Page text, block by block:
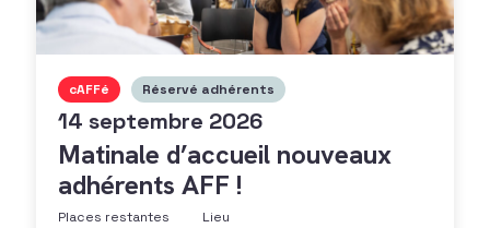
cAFFé Réservé adhérents
14 septembre 2026
Matinale d’accueil nouveaux
adhérents AFF !
Places restantes
Lieu